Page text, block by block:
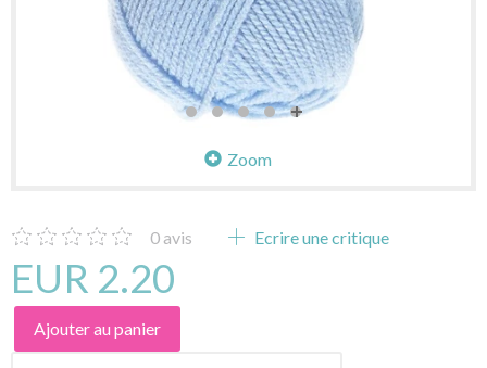
Zoom
0 avis Ecrire une critique
EUR 2.20
Ajouter au panier